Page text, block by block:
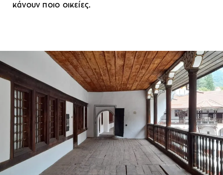
κάνουν ποιο οικείες.